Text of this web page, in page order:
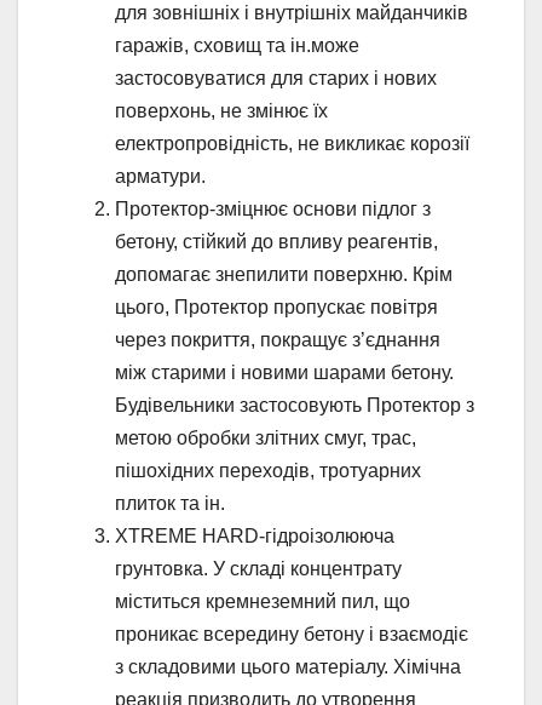
для зовнішніх і внутрішніх майданчиків
гаражів, сховищ та ін.може
застосовуватися для старих і нових
поверхонь, не змінює їх
електропровідність, не викликає корозії
арматури.
Протектор-зміцнює основи підлог з
бетону, стійкий до впливу реагентів,
допомагає знепилити поверхню. Крім
цього, Протектор пропускає повітря
через покриття, покращує з’єднання
між старими і новими шарами бетону.
Будівельники застосовують Протектор з
метою обробки злітних смуг, трас,
пішохідних переходів, тротуарних
плиток та ін.
XTREME HARD-гідроізолююча
грунтовка. У складі концентрату
міститься кремнеземний пил, що
проникає всередину бетону і взаємодіє
з складовими цього матеріалу. Хімічна
реакція призводить до утворення